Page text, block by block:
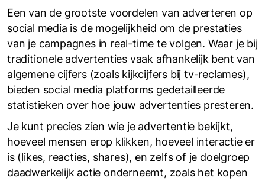
Een van de grootste voordelen van adverteren op
social media is de mogelijkheid om de prestaties
van je campagnes in real-time te volgen. Waar je bij
traditionele advertenties vaak afhankelijk bent van
algemene cijfers (zoals kijkcijfers bij tv-reclames),
bieden social media platforms gedetailleerde
statistieken over hoe jouw advertenties presteren.
Je kunt precies zien wie je advertentie bekijkt,
hoeveel mensen erop klikken, hoeveel interactie er
is (likes, reacties, shares), en zelfs of je doelgroep
daadwerkelijk actie onderneemt, zoals het kopen